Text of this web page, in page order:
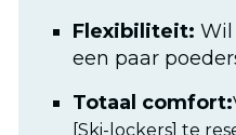
Flexibiliteit: Wil
een paar
Totaal comfort:
[Ski-lockers] te